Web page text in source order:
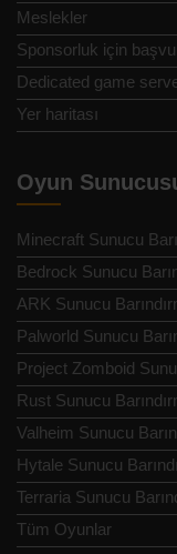
Meslekler
Sponsorluk için
Dedicated game
Yer haritası
Oyun
Minecraft Sunucu
Bedrock Sunucu
ARK Sunucu
Palworld Sunucu
Project Zomboid
Rust Sunucu
Valheim Sunucu
Hytale Sunucu
Terraria Sunucu
Tüm Oyunlar